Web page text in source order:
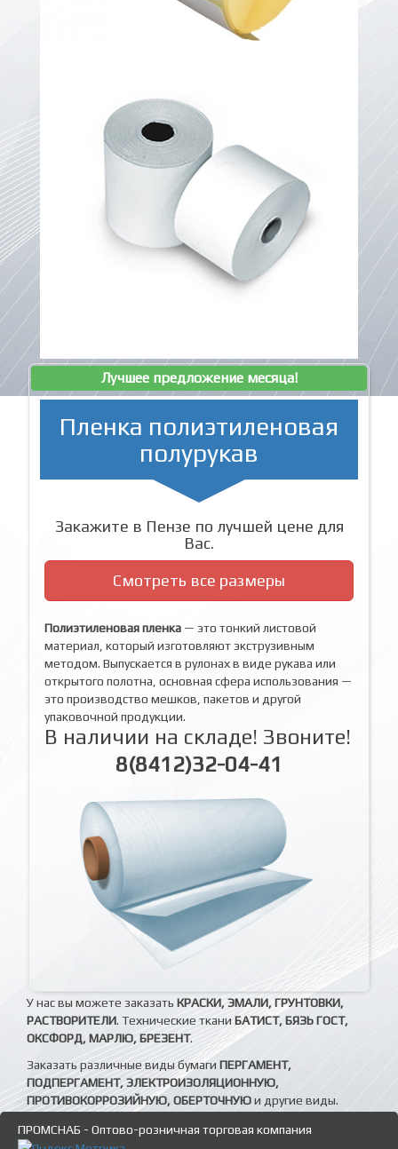
Лучшее предложение месяца!
Пленка полиэтиленовая
полурукав
Закажите в Пензе по лучшей цене для
Вас.
Смотреть все размеры
Полиэтиленовая пленка — это тонкий листовой
материал, который изготовляют экструзивным
методом. Выпускается в рулонах в виде рукава или
открытого полотна, основная сфера использования —
это производство мешков, пакетов и другой
упаковочной продукции.
В наличии на складе! Звоните!
8(8412)32-04-41
У нас вы можете заказать КРАСКИ, ЭМАЛИ, ГРУНТОВКИ,
РАСТВОРИТЕЛИ. Технические тканиБАТИСТ, БЯЗЬ ГОСТ,
ОКСФОРД, МАРЛЮ, БРЕЗЕНТ.
Заказать различные виды бумаги ПЕРГАМЕНТ,
ПОДПЕРГАМЕНТ, ЭЛЕКТРОИЗОЛЯЦИОННУЮ,
ПРОТИВОКОРРОЗИЙНУЮ, ОБЕРТОЧНУЮи другие виды.
ПРОМСНАБ - Оптово-розничная торговая компания